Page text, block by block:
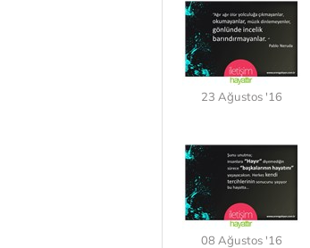
23 Ağustos '16
08 Ağustos '16